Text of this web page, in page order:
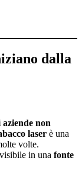
dalla
non
laser è una
volte.
in una fonte